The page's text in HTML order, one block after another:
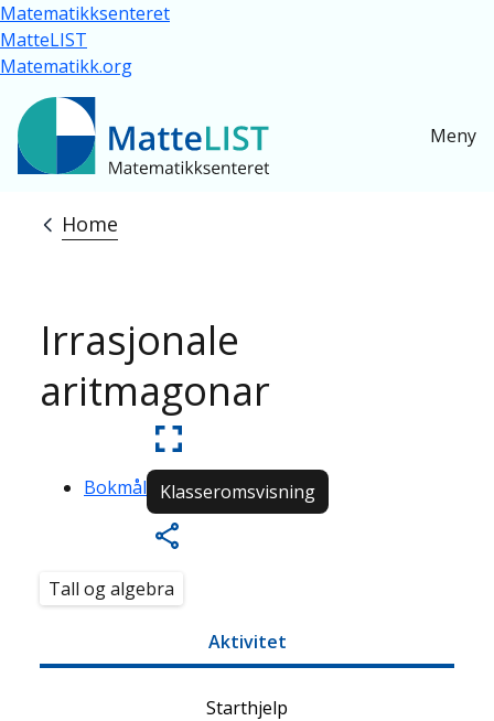
Skip to main content
Matematikksenteret
MatteLIST
Matematikk.org
Meny
Breadcrumb
Home
Irrasjonale
aritmagonar
Bokmål Klasseromsvisning
Tall og algebra
Aktivitet
Starthjelp